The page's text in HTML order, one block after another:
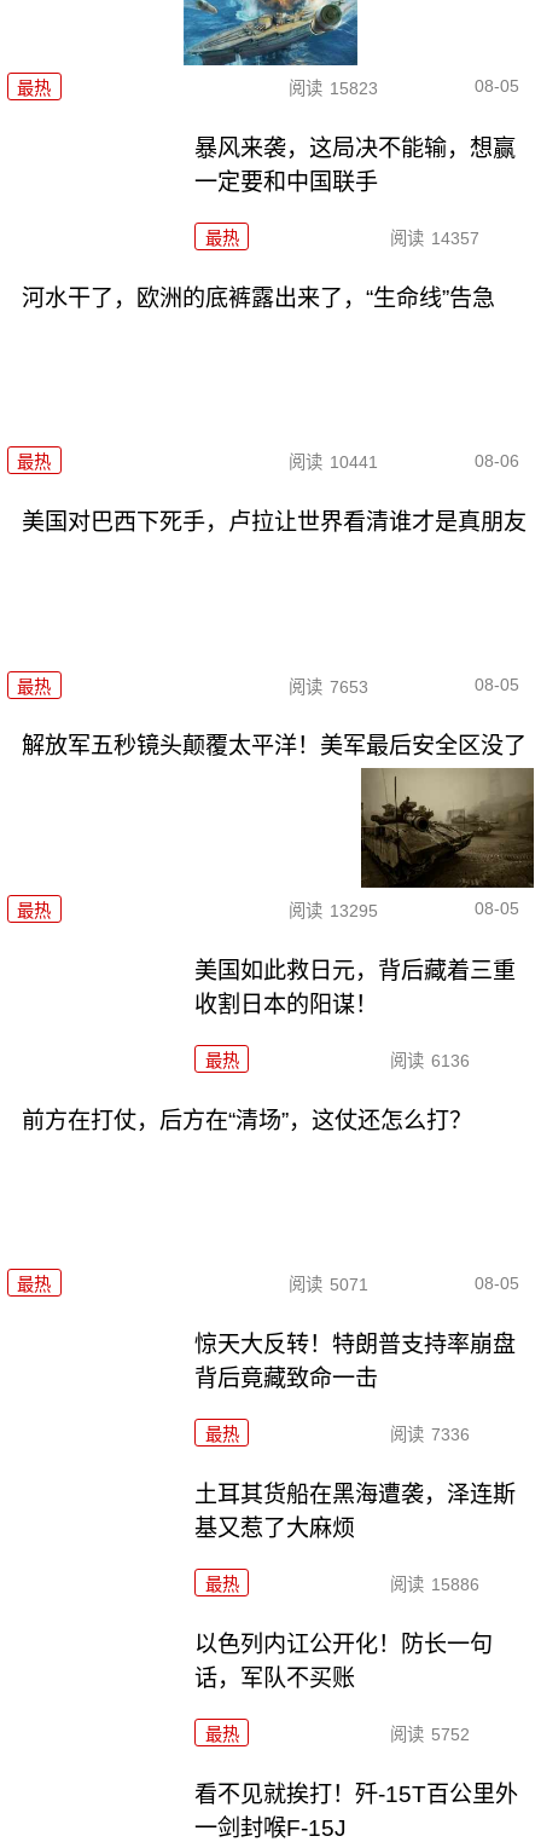
最热 阅读 15823 08-05
暴风来袭，这局决不能输，想赢
一定要和中国联手
最热 阅读 14357
河水干了，欧洲的底裤露出来了，“生命线”告急
最热 阅读 10441 08-06
美国对巴西下死手，卢拉让世界看清谁才是真朋友
最热 阅读 7653 08-05
解放军五秒镜头颠覆太平洋！美军最后安全区没了
最热 阅读 13295 08-05
美国如此救日元，背后藏着三重
收割日本的阳谋！
最热 阅读 6136
前方在打仗，后方在“清场”，这仗还怎么打？
最热 阅读 5071 08-05
惊天大反转！特朗普支持率崩盘
背后竟藏致命一击
最热 阅读 7336
土耳其货船在黑海遭袭，泽连斯
基又惹了大麻烦
最热 阅读 15886
以色列内讧公开化！防长一句
话，军队不买账
最热 阅读 5752
看不见就挨打！歼-15T百公里外
一剑封喉F-15J